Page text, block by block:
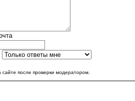
после проверки модератором.